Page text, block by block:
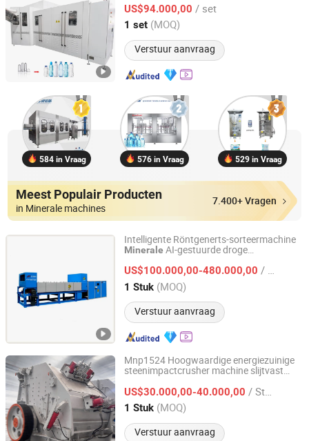
US$94.000,00 / set
1 set (MOQ)
Verstuur aanvraag
Jiangsu, China Sinds 2011
584 in Vraag 576 in Vraag 529 in Vraag
Meest Populair Producten
in Minerale machines
7.400+ Vragen
Intelligente Röntgenerts-sorteermachine
Minerale AI-gestuurde droge
US$100.000,00-480.000,00 / Stuk
1 Stuk (MOQ)
Verstuur aanvraag
Hefei Obote Automation Equipment Co., Ltd.
Anhui, China Sinds 2021
Mnp1524 Hoogwaardige energiezuinige
steenimpactcrusher machine slijtvast
stabiel professioneel mijnbouwmachines
US$30.000,00-40.000,00 / Stuk
1 Stuk (MOQ)
Verstuur aanvraag
Shanghai Molidora Machinery Co., Ltd.
Shanghai, China Sinds 2026